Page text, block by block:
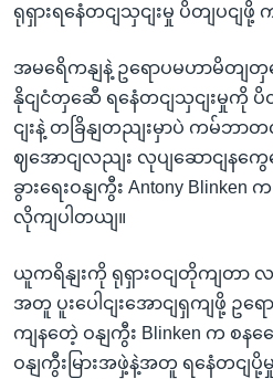
ရုရှားရနေံတငျသှငျးမှု ပိတျပငျဖို့
အမရေိကနျနဲ့ ဥရောပမဟာမိတျတှ
နိုငျငံတှဆေီ ရနေံတငျသှငျးမှုကို ပိ
ငျးနဲ့ တခြိနျတညျးမှာပဲ ကမ်ဘာ
ဈအောငျလညျး လုပျဆောငျနကွေ
ခွားရေးဝနျကွီး Antony Blinken
လိုကျပါတယျ။
ယူကရိနျးကို ရုရှားဝငျတိုကျတာ
အတူ ပူးပေါငျးအောငျရှကျဖို့ ဥရ
ကျနတေဲ့ ဝနျကွီး Blinken က စနန
ဝနျကွီးမြားအဖှဲ့နဲ့အတူ ရနေံတငျ